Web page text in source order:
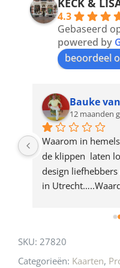
product
KECK &
4.3
Gebaseerd
powered by
beoordeel
Bauke
12 maanden
Waarom in
de klippen  laten
design
in
SKU: 27820
Categorieën: Kaarten,